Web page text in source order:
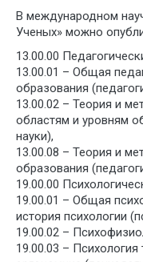
В международном
Ученых» можно
13.00.00
13.00.01 – Общая
образования
13.00.02 – Теория и
областям и уровням
науки),
13.00.08 – Теория и
образования
19.00.00
19.00.01 – Общая
история психологии
19.00.02 –
19.00.03 – Психология